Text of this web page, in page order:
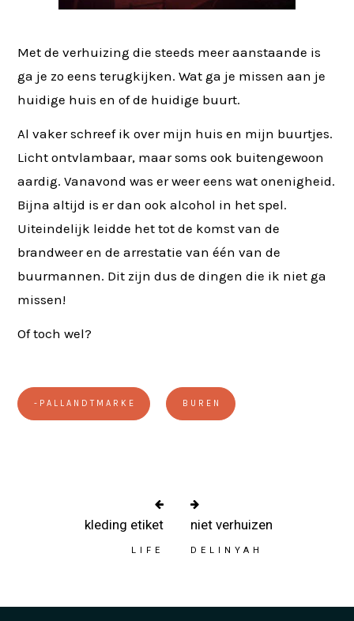
Met de verhuizing die steeds meer aanstaande is
ga je zo eens terugkijken. Wat ga je missen aan je
huidige huis en of de huidige buurt.
Al vaker schreef ik over mijn huis en mijn buurtjes.
Licht ontvlambaar, maar soms ook buitengewoon
aardig. Vanavond was er weer eens wat onenigheid.
Bijna altijd is er dan ook alcohol in het spel.
Uiteindelijk leidde het tot de komst van de
brandweer en de arrestatie van één van de
buurmannen. Dit zijn dus de dingen die ik niet ga
missen!
Of toch wel?
-PALLANDTMARKE BUREN
kleding etiket
LIFE
niet verhuizen
DELINYAH